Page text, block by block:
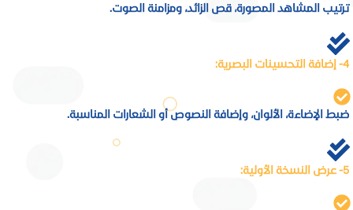
ترتيب المشاهد المصورة، قص الزائد، ومزامنة الصوت.
4- إضافة التحسينات البصرية:
ضبط الإضاءة، الألوان، وإضافة النصوص أو الشعارات المناسبة.
5- عرض النسخة الأولية: